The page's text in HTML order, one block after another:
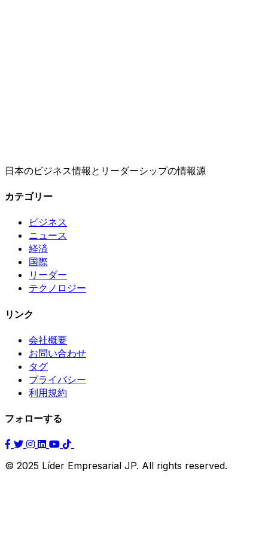
日本のビジネス情報とリーダーシップの情報源
カテゴリー
ビジネス
ニュース
経済
国際
リーダー
テクノロジー
リンク
会社概要
お問い合わせ
タグ
プライバシー
利用規約
フォローする
© 2025 Líder Empresarial JP. All rights reserved.